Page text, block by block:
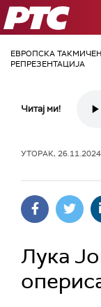
РТС
ЕВРОПСКА
РЕПРЕЗЕНТАЦИЈА
Читај ми!
УТОРАК,
Лука